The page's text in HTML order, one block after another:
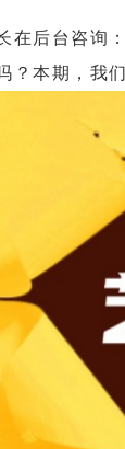
后台咨询：
？本期，我